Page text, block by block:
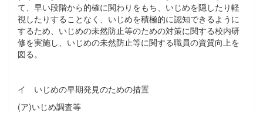
て、早い段階から的確に関わりをもち、いじめを隠したり軽
視したりすることなく、いじめを積極的に認知できるように
するため、いじめの未然防止等のための対策に関する校内研
修を実施し、いじめの未然防止等に関する職員の資質向上を
図る。
イ いじめの早期発見のための措置
(ア)いじめ調査等